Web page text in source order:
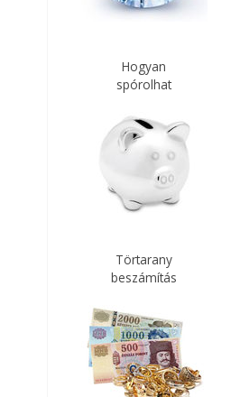
Hogyan
spórolhat
Törtarany
beszámítás